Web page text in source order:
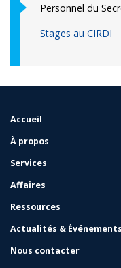
Personnel du
Stages au CIRDI
FOOTER
Accueil
À propos
Services
Affaires
Ressources
Actualités & Événements
Nous contacter